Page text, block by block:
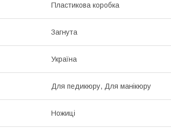
Пластикова коробка
Загнута
Україна
Для педикюру, Для манікюру
Ножиці